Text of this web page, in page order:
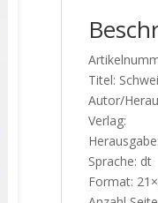
Titel:
Autor/
Verlag:
Herausgabe:
Sprache: dt
Format: